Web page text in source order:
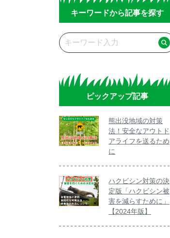
キーワードから記事を探す
ピックアップ記事
熊出没地域の対策
法！安全なアウトド
アライフを送るため
に
ハクビシン対策の決
定版「ハクビシン被
害を減らすために」
【2024年版】